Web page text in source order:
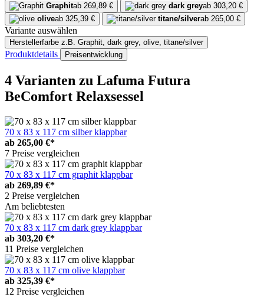
Graphitab 269,89 € dark greyab 303,20 €
oliveab 325,39 € titane/silverab 265,00 €
Variante auswählen
Herstellerfarbe z.B. Graphit, dark grey, olive, titane/silver
Produktdetails Preisentwicklung
4 Varianten zu Lafuma Futura
BeComfort Relaxsessel
70 x 83 x 117 cm silber klappbar
ab 265,00 €*
7 Preise vergleichen
70 x 83 x 117 cm graphit klappbar
ab 269,89 €*
2 Preise vergleichen
Am beliebtesten
70 x 83 x 117 cm dark grey klappbar
ab 303,20 €*
11 Preise vergleichen
70 x 83 x 117 cm olive klappbar
ab 325,39 €*
12 Preise vergleichen